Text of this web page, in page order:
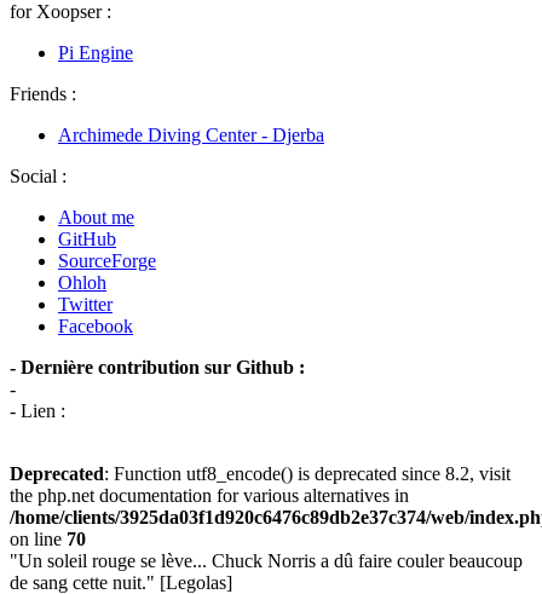
for Xoopser :
Pi Engine
Friends :
Archimede Diving Center - Djerba
Social :
About me
GitHub
SourceForge
Ohloh
Twitter
Facebook
- Dernière contribution sur Github :
-
- Lien :
Deprecated: Function utf8_encode() is deprecated since 8.2, visit
the php.net documentation for various alternatives in
/home/clients/3925da03f1d920c6476c89db2e37c374/web/
on line 70
"Un soleil rouge se lève... Chuck Norris a dû faire couler beaucoup
de sang cette nuit." [Legolas]